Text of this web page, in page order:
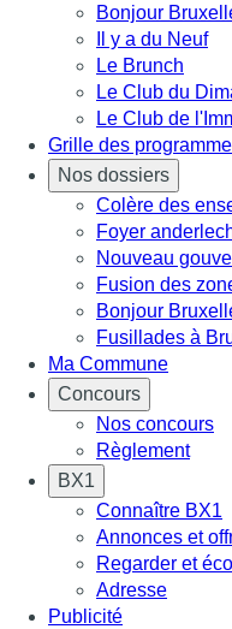
Bonjour
Il y a du Neuf
Le Brunch
Le Club du
Le Club de
Grille des
Nos dossiers
Colère des
Foyer
Nouveau
Fusion des
Bonjour
Fusillades à
Ma Commune
Concours
Nos concours
Règlement
BX1
Connaître BX1
Annonces et
Regarder et
Adresse
Publicité